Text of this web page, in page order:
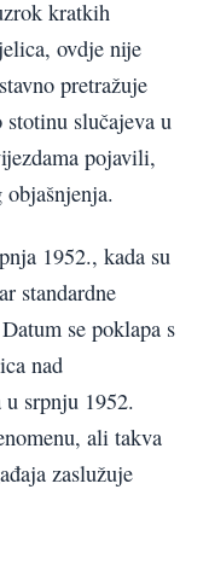
kratkih
ovdje nije
pretražuje
slučajeva u
pojavili,
1952., kada su
standardne
se poklapa s
nad
srpnju 1952.
ali takva
zaslužuje